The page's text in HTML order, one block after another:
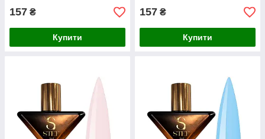
157 ₴
Купити
157 ₴
Купити